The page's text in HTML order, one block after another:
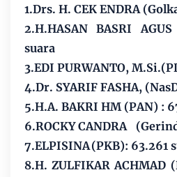
1.Drs. H. CEK ENDRA
2.H.HASAN BASRI
suara
3.EDI PURWANTO,
4.Dr. SYARIF FASHA,
5.H.A. BAKRI HM (PAN) :
6.ROCKY CANDRA
7.ELPISINA(PKB): 63.261
8.H. ZULFIKAR ACHMAD